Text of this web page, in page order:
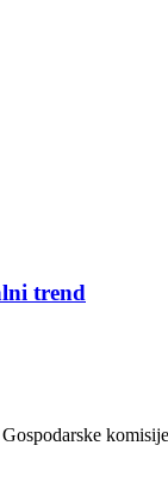
trend